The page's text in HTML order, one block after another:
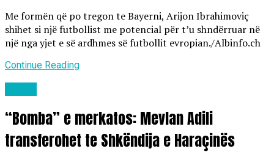
Me formën që po tregon te Bayerni, Arijon Ibrahimoviç
shihet si një futbollist me potencial për t’u shndërruar në
një nga yjet e së ardhmes së futbollit evropian./Albinfo.ch
Continue Reading
“Bomba” e merkatos: Mevlan Adili
transferohet te Shkëndija e Haraçinës